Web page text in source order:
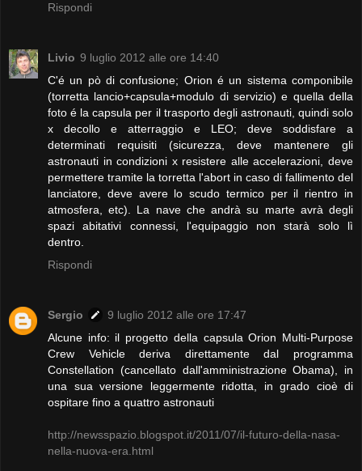
Rispondi
Livio 9 luglio 2012 alle ore 14:40
C'é un pò di confusione; Orion é un sistema componibile
(torretta lancio+capsula+modulo di servizio) e quella della
foto é la capsula per il trasporto degli astronauti, quindi solo
x decollo e atterraggio e LEO; deve soddisfare a
determinati requisiti (sicurezza, deve mantenere gli
astronauti in condizioni x resistere alle accelerazioni, deve
permettere tramite la torretta l'abort in caso di fallimento del
lanciatore, deve avere lo scudo termico per il rientro in
atmosfera, etc). La nave che andrà su marte avrà degli
spazi abitativi connessi, l'equipaggio non starà solo lì
dentro.
Rispondi
Sergio
9 luglio 2012 alle ore 17:47
Alcune info: il progetto della capsula Orion Multi-Purpose
Crew Vehicle deriva direttamente dal programma
Constellation (cancellato dall'amministrazione Obama), in
una sua versione leggermente ridotta, in grado cioè di
ospitare fino a quattro astronauti
http://newsspazio.blogspot.it/2011/07/il-futuro-della-nasa-
nella-nuova-era.html